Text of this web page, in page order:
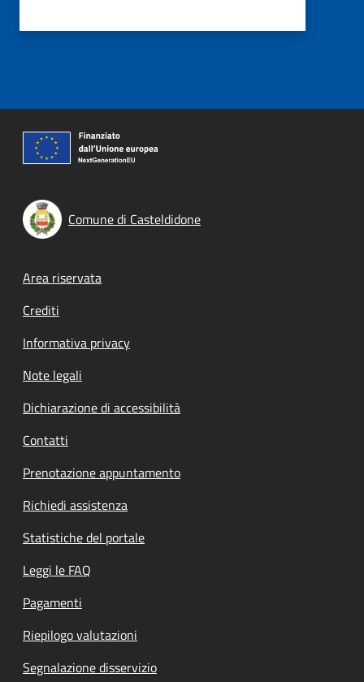
Comune di Casteldidone
Footer menu
Area riservata
Crediti
Informativa privacy
Note legali
Dichiarazione di accessibilità
Contatti
Prenotazione appuntamento
Richiedi assistenza
Statistiche del portale
Leggi le FAQ
Pagamenti
Riepilogo valutazioni
Segnalazione disservizio